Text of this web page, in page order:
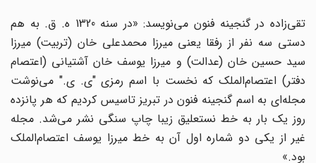
تقی‌زاده در گنجینه فنون می‌نویسد: «در سنه 1320 ه. ق. به هم
دستی سه نفر از رفقا یعنی میرزا محمدعلی خان (تربیت) میرزا
سید حسین خان (عدالت) و میرزا یوسف خان آشتیانی (اعتصام
دفتر) اعتصام‌الملک که نخست با اسم رمزی "ی. ی." می‌نوشت
مجله‌ای به اسم گنجینه فنون در تبریز تاسیس کردیم که هر پانزده
روز یک بار به خط نستعلیق زیبا چاپ سنگی نشر می‌شد. مجله
غیر از یکی دو شماره اول آن به خط میرزا یوسف اعتصام‌الملک
بود.»